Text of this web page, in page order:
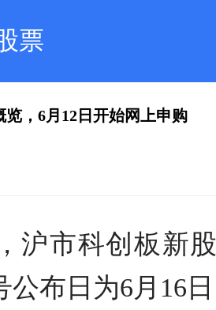
票
览，6月12日开始网上申购
沪市科创板新
布日为6月16日